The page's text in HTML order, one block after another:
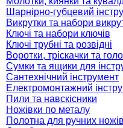
Шарнірно-губцевий
Викрутки та набори
Ключі та набори ключів
Ключі трубні та розвідні
Воротки, тріскачки та
Сумки та ящики для
Сантехнічний інструмент
Електромонтажний
Пили та навскісники
Ножівки по металу
Полотна для ручних